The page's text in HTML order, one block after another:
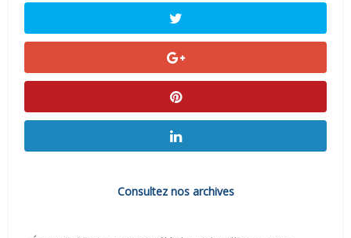
Consultez nos archives